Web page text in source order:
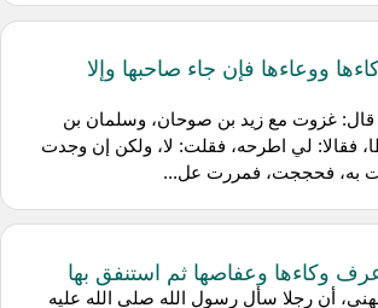
ووعاءها فإن جاء صاحبها وإلا
غزوت مع زيد بن صوحان، وسلمان بن
فقالا: لي اطرحه، فقلت: لا، ولكن إن وجدت
به، فحججت، فمررت عل...
وكاءها وعفاصها ثم استنفق بها
أن رجلا سأل رسول الله صلى الله عليه